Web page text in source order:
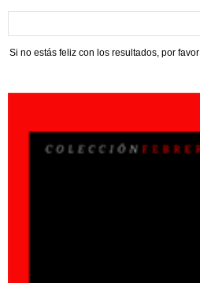
Si no estás feliz con los resultados, por